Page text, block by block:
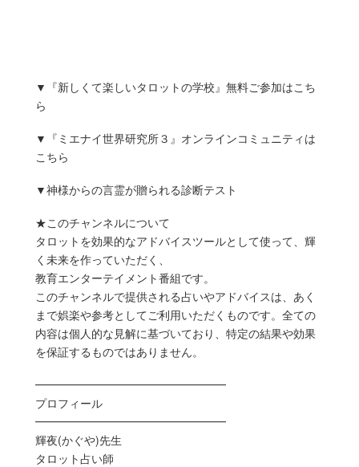
▼『新しくて楽しいタロットの学校』無料ご参加はこち
ら
▼『ミエナイ世界研究所３』オンラインコミュニティは
こちら
▼神様からの言霊が贈られる診断テスト
★このチャンネルについて
タロットを効果的なアドバイスツールとして使って、輝
く未来を作っていただく、
教育エンターテイメント番組です。
このチャンネルで提供される占いやアドバイスは、あく
まで娯楽や参考としてご利用いただくものです。全ての
内容は個人的な見解に基づいており、特定の結果や効果
を保証するものではありません。
━━━━━━━━━━━━━━━━━
プロフィール
━━━━━━━━━━━━━━━━━
輝夜(かぐや)先生
タロット占い師